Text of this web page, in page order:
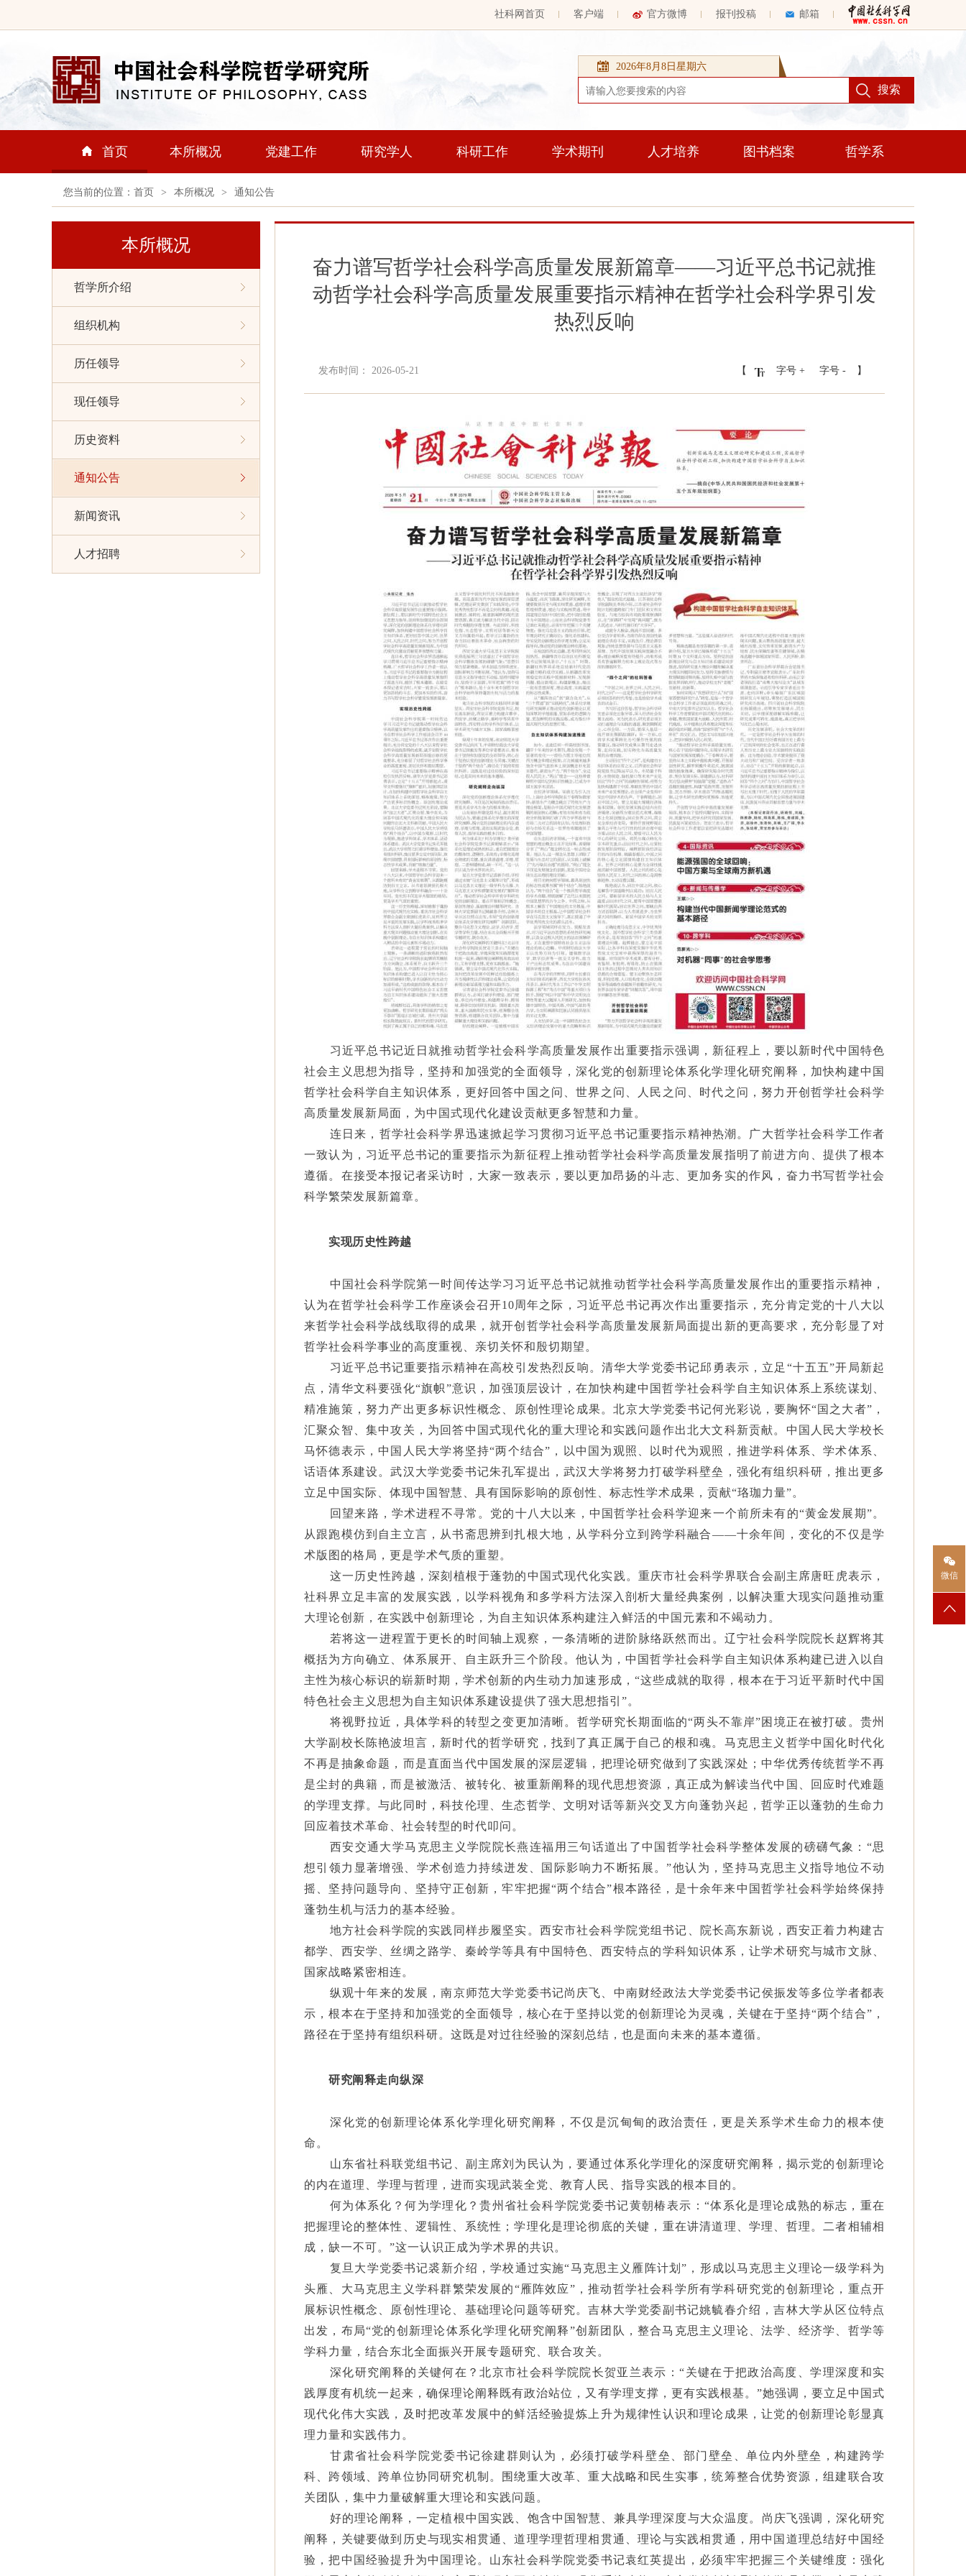
社科网首页 客户端 官方微博 报刊投稿 邮箱
2026年8月8日星期六
首页 本所概况 党建工作 研究学人 科研工作 学术期刊 人才培养 图书档案 哲学系
您当前的位置： 首页 > 本所概况 > 通知公告
本所概况
哲学所介绍
组织机构
历任领导
现任领导
历史资料
通知公告
新闻资讯
人才招聘
奋力谱写哲学社会科学高质量发展新篇章——习近平总书记就推
动哲学社会科学高质量发展重要指示精神在哲学社会科学界引发
热烈反响
发布时间： 2026-05-21 【 字号 + 字号 - 】
习近平总书记近日就推动哲学社会科学高质量发展作出重要指示强调，新征程上，要以新时代中国特色
社会主义思想为指导，坚持和加强党的全面领导，深化党的创新理论体系化学理化研究阐释，加快构建中国
哲学社会科学自主知识体系，更好回答中国之问、世界之问、人民之问、时代之问，努力开创哲学社会科学
高质量发展新局面，为中国式现代化建设贡献更多智慧和力量。
连日来，哲学社会科学界迅速掀起学习贯彻习近平总书记重要指示精神热潮。广大哲学社会科学工作者
一致认为，习近平总书记的重要指示为新征程上推动哲学社会科学高质量发展指明了前进方向、提供了根本
遵循。在接受本报记者采访时，大家一致表示，要以更加昂扬的斗志、更加务实的作风，奋力书写哲学社会
科学繁荣发展新篇章。
实现历史性跨越
中国社会科学院第一时间传达学习习近平总书记就推动哲学社会科学高质量发展作出的重要指示精神，
认为在哲学社会科学工作座谈会召开10周年之际，习近平总书记再次作出重要指示，充分肯定党的十八大以
来哲学社会科学战线取得的成果，就开创哲学社会科学高质量发展新局面提出新的更高要求，充分彰显了对
哲学社会科学事业的高度重视、亲切关怀和殷切期望。
习近平总书记重要指示精神在高校引发热烈反响。清华大学党委书记邱勇表示，立足 “十五五”开局新起
点，清华文科要强化“旗帜”意识，加强顶层设计，在加快构建中国哲学社会科学自主知识体系上系统谋划、
精准施策，努力产出更多标识性概念、原创性理论成果。北京大学党委书记何光彩说，要胸怀“国之大者”，
汇聚众智、集中攻关，为回答中国式现代化的重大理论和实践问题作出北大文科新贡献。中国人民大学校长
马怀德表示，中国人民大学将坚持“两个结合”，以中国为观照、以时代为观照，推进学科体系、学术体系、
话语体系建设。武汉大学党委书记朱孔军提出，武汉大学将努力打破学科壁垒，强化有组织科研，推出更多
立足中国实际、体现中国智慧、具有国际影响的原创性、标志性学术成果，贡献“珞珈力量”。
回望来路，学术进程不寻常。党的十八大以来，中国哲学社会科学迎来一个前所未有的“黄金发展期”。
从跟跑模仿到自主立言，从书斋思辨到扎根大地，从学科分立到跨学科融合——十余年间，变化的不仅是学
术版图的格局，更是学术气质的重塑。
这一历史性跨越，深刻植根于蓬勃的中国式现代化实践。重庆市社会科学界联合会副主席唐旺虎表示，
社科界立足丰富的发展实践，以学科视角和多学科方法深入剖析大量经典案例，以解决重大现实问题推动重
大理论创新，在实践中创新理论，为自主知识体系构建注入鲜活的中国元素和不竭动力。
若将这一进程置于更长的时间轴上观察，一条清晰的进阶脉络跃然而出。辽宁社会科学院院长赵辉将其
概括为方向确立、体系展开、自主跃升三个阶段。他认为，中国哲学社会科学自主知识体系构建已进入以自
主性为核心标识的崭新时期，学术创新的内生动力加速形成， “这些成就的取得，根本在于习近平新时代中国
特色社会主义思想为自主知识体系建设提供了强大思想指引”。
将视野拉近，具体学科的转型之变更加清晰。哲学研究长期面临的“两头不靠岸”困境正在被打破。贵州
大学副校长陈艳波坦言，新时代的哲学研究，找到了真正属于自己的根和魂。马克思主义哲学中国化时代化
不再是抽象命题，而是直面当代中国发展的深层逻辑，把理论研究做到了实践深处；中华优秀传统哲学不再
是尘封的典籍，而是被激活、被转化、被重新阐释的现代思想资源，真正成为解读当代中国、回应时代难题
的学理支撑。与此同时，科技伦理、生态哲学、文明对话等新兴交叉方向蓬勃兴起，哲学正以蓬勃的生命力
回应着技术革命、社会转型的时代叩问。
西安交通大学马克思主义学院院长燕连福用三句话道出了中国哲学社会科学整体发展的磅礴气象： “思
想引领力显著增强、学术创造力持续迸发、国际影响力不断拓展。”他认为，坚持马克思主义指导地位不动
摇、坚持问题导向、坚持守正创新，牢牢把握“两个结合”根本路径，是十余年来中国哲学社会科学始终保持
蓬勃生机与活力的基本经验。
地方社会科学院的实践同样步履坚实。西安市社会科学院党组书记、院长高东新说，西安正着力构建古
都学、西安学、丝绸之路学、秦岭学等具有中国特色、西安特点的学科知识体系，让学术研究与城市文脉、
国家战略紧密相连。
纵观十年来的发展，南京师范大学党委书记尚庆飞、中南财经政法大学党委书记侯振发等多位学者都表
示，根本在于坚持和加强党的全面领导，核心在于坚持以党的创新理论为灵魂，关键在于坚持“两个结合”，
路径在于坚持有组织科研。这既是对过往经验的深刻总结，也是面向未来的基本遵循。
研究阐释走向纵深
深化党的创新理论体系化学理化研究阐释，不仅是沉甸甸的政治责任，更是关系学术生命力的根本使
命。
山东省社科联党组书记、副主席刘为民认为，要通过体系化学理化的深度研究阐释，揭示党的创新理论
的内在道理、学理与哲理，进而实现武装全党、教育人民、指导实践的根本目的。
何为体系化？何为学理化？贵州省社会科学院党委书记黄朝椿表示： “体系化是理论成熟的标志，重在
把握理论的整体性、逻辑性、系统性；学理化是理论彻底的关键，重在讲清道理、学理、哲理。二者相辅相
成，缺一不可。”这一认识正成为学术界的共识。
复旦大学党委书记裘新介绍，学校通过实施“马克思主义雁阵计划”，形成以马克思主义理论一级学科为
头雁、大马克思主义学科群繁荣发展的“雁阵效应”，推动哲学社会科学所有学科研究党的创新理论，重点开
展标识性概念、原创性理论、基础理论问题等研究。吉林大学党委副书记姚毓春介绍，吉林大学从区位特点
出发，布局“党的创新理论体系化学理化研究阐释”创新团队，整合马克思主义理论、法学、经济学、哲学等
学科力量，结合东北全面振兴开展专题研究、联合攻关。
深化研究阐释的关键何在？北京市社会科学院院长贺亚兰表示：“关键在于把政治高度、学理深度和实
践厚度有机统一起来，确保理论阐释既有政治站位，又有学理支撑，更有实践根基。”她强调，要立足中国式
现代化伟大实践，及时把改革发展中的鲜活经验提炼上升为规律性认识和理论成果，让党的创新理论彰显真
理力量和实践伟力。
甘肃省社会科学院党委书记徐建群则认为，必须打破学科壁垒、部门壁垒、单位内外壁垒，构建跨学
科、跨领域、跨单位协同研究机制。围绕重大改革、重大战略和民生实事，统筹整合优势资源，组建联合攻
关团队，集中力量破解重大理论和实践问题。
好的理论阐释，一定植根中国实践、饱含中国智慧、兼具学理深度与大众温度。尚庆飞强调，深化研究
阐释，关键要做到历史与现实相贯通、道理学理哲理相贯通、理论与实践相贯通，用中国道理总结好中国经
验，把中国经验提升为中国理论。山东社会科学院党委书记袁红英提出，必须牢牢把握三个关键维度：强化
微信